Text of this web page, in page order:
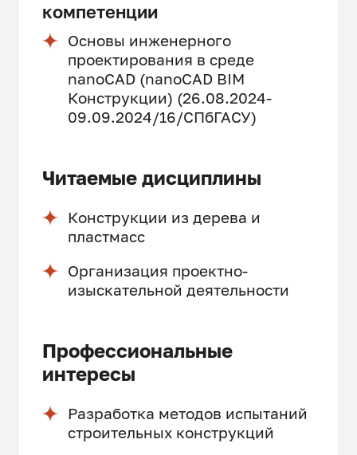
компетенции
Основы инженерного
проектирования в среде
nanoCAD (nanoCAD BIM
Конструкции) (26.08.2024-
09.09.2024/16/СПбГАСУ)
Читаемые дисциплины
Конструкции из дерева и
пластмасс
Организация проектно-
изыскательной деятельности
Профессиональные
интересы
Разработка методов испытаний
строительных конструкций